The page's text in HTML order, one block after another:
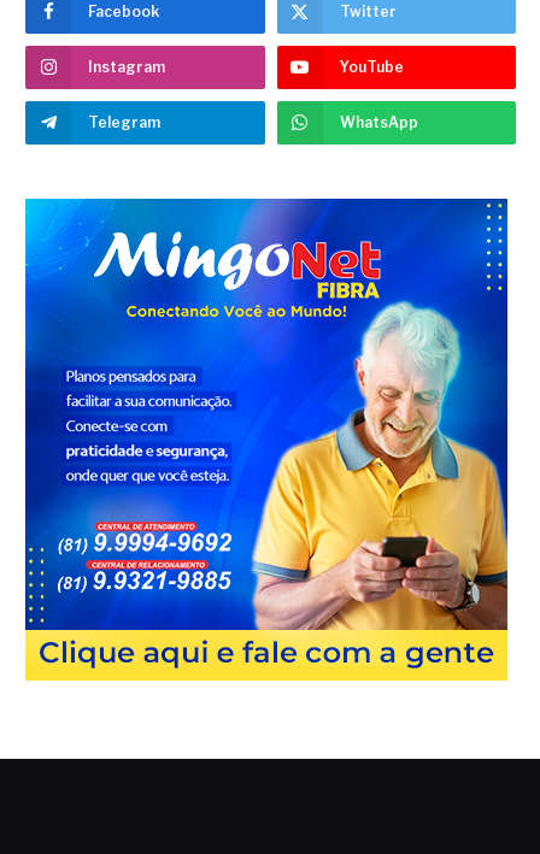
Facebook Twitter
Instagram YouTube
Telegram WhatsApp